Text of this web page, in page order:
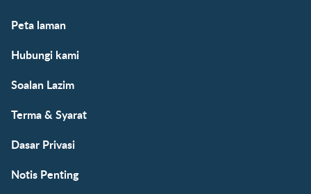
Peta laman
Hubungi kami
Soalan Lazim
Terma & Syarat
Dasar Privasi
Notis Penting